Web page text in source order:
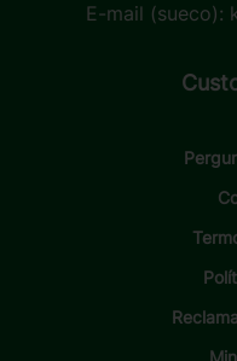
E-mail (sueco):